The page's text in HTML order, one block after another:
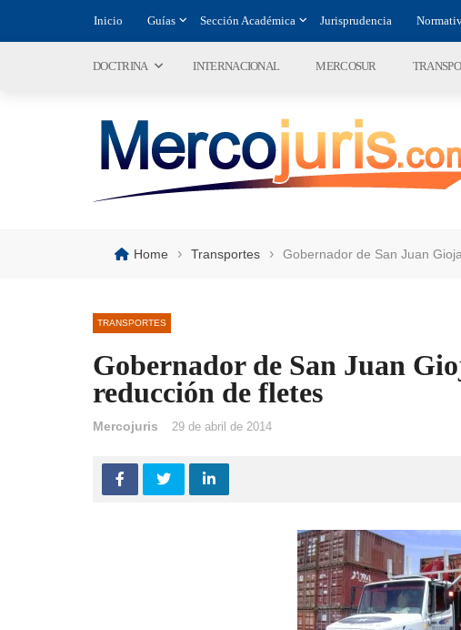
Inicio Guías Sección Académica Jurisprudencia
DOCTRINA INTERNACIONAL MERCOSUR
Home › Transportes › Gobernador de San Juan
TRANSPORTES
Gobernador de San Juan
reducción de fletes
Mercojuris 29 de abril de 2014